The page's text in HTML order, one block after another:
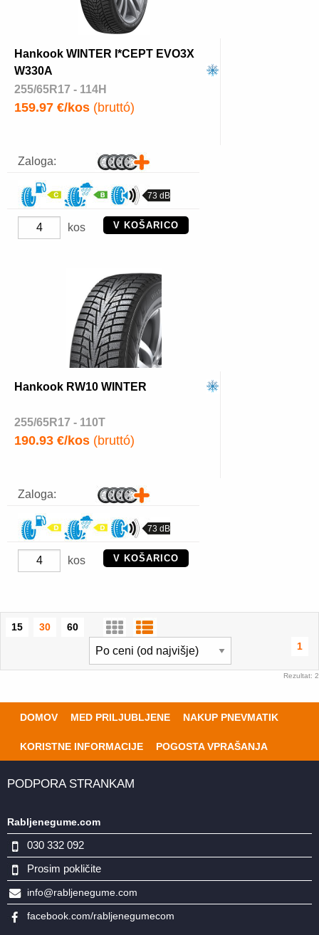
Hankook WINTER I*CEPT EVO3X
W330A
255/65R17 - 114H
159.97 €/kos (bruttó)
Zaloga:
73 dB
kos V KOŠARICO
Hankook RW10 WINTER
255/65R17 - 110T
190.93 €/kos (bruttó)
Zaloga:
73 dB
kos V KOŠARICO
15 30
60
1
Rezultat: 2
DOMOV MED PRILJUBLJENE NAKUP PNEVMATIK
KORISTNE INFORMACIJE POGOSTA VPRAŠANJA
PODPORA STRANKAM
Rabljenegume.com
030 332 092
Prosim pokličite
info@rabljenegume.com
facebook.com/rabljenegumecom